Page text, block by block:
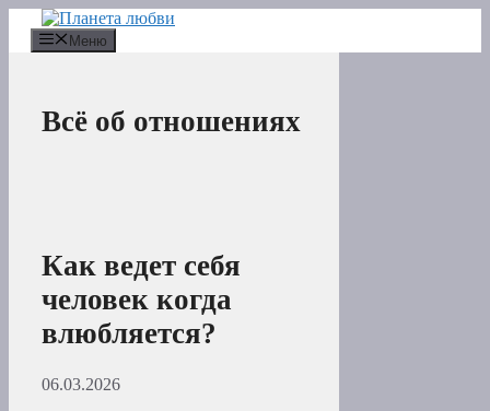
Перейти
содержимому
Меню
Всё об отношениях
Как ведет себя
человек когда
влюбляется?
06.03.2026